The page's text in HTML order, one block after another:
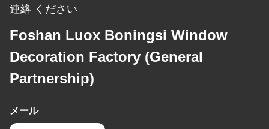
連絡 ください
Foshan Luox Boningsi Window
Decoration Factory (General
Partnership)
メール